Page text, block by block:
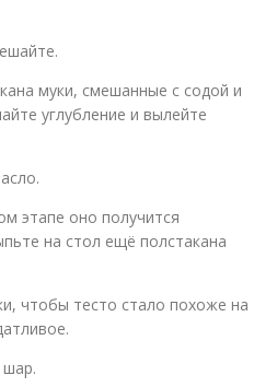
муки, смешанные с содой и
углубление и вылейте
этапе оно получится
на стол ещё полстакана
чтобы тесто стало похоже на